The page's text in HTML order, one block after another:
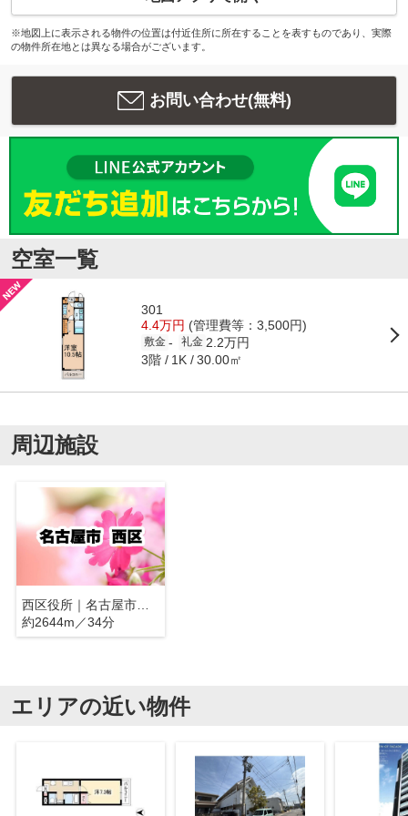
※地図上に表示される物件の位置は付近住所に所在することを表すものであり、実際
の物件所在地とは異なる場合がございます。
お問い合わせ(無料)
空室一覧
301
4.4万円 (管理費等：3,500円)
敷金 - 礼金 2.2万円
3階 1K 30.00㎡
周辺施設
西区役所｜名古屋市西区
約2644m／34分
エリアの近い物件